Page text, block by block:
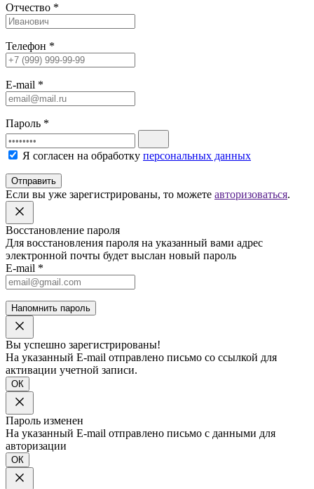
Отчество *
Телефон *
E-mail *
Пароль *
Я согласен на обработку персональных данных
Отправить
Если вы уже зарегистрированы, то можете авторизоваться.
Восстановление пароля
Для восстановления пароля на указанный вами адрес
электронной почты будет выслан новый пароль
E-mail *
Напомнить пароль
Вы успешно зарегистрированы!
На указанный E-mail отправлено письмо со ссылкой для
активации учетной записи.
ОК
Пароль изменен
На указанный E-mail отправлено письмо с данными для
авторизации
ОК